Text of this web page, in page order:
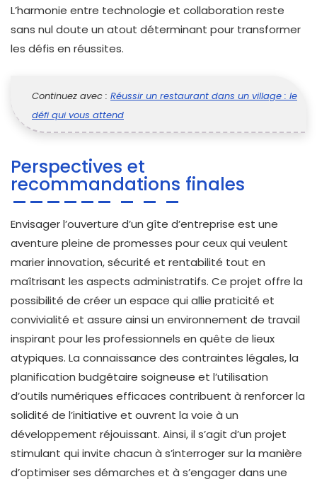
L’harmonie entre technologie et collaboration reste
sans nul doute un atout déterminant pour transformer
les défis en réussites.
Continuez avec : Réussir un restaurant dans un village : le
défi qui vous attend
Perspectives et
recommandations finales
Envisager l’ouverture d’un gîte d’entreprise est une
aventure pleine de promesses pour ceux qui veulent
marier innovation, sécurité et rentabilité tout en
maîtrisant les aspects administratifs. Ce projet offre la
possibilité de créer un espace qui allie praticité et
convivialité et assure ainsi un environnement de travail
inspirant pour les professionnels en quête de lieux
atypiques. La connaissance des contraintes légales, la
planification budgétaire soigneuse et l’utilisation
d’outils numériques efficaces contribuent à renforcer la
solidité de l’initiative et ouvrent la voie à un
développement réjouissant. Ainsi, il s’agit d’un projet
stimulant qui invite chacun à s’interroger sur la manière
d’optimiser ses démarches et à s’engager dans une